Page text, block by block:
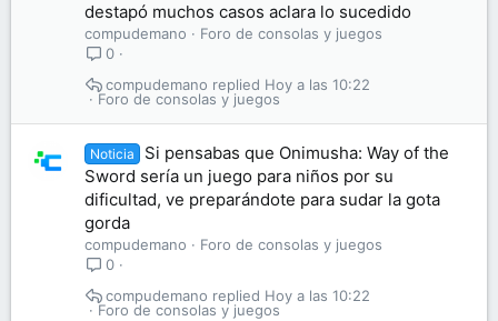
destapó muchos casos aclara lo sucedido
compudemano
Foro de consolas y juegos
0
Foro de consolas y juegos
Hoy a las 10:22
compudemano
Noticia
Si pensabas que Onimusha: Way of the
Sword sería un juego para niños por su
dificultad, ve preparándote para sudar la gota
gorda
compudemano
Foro de consolas y juegos
0
Foro de consolas y juegos
Hoy a las 10:22
compudemano